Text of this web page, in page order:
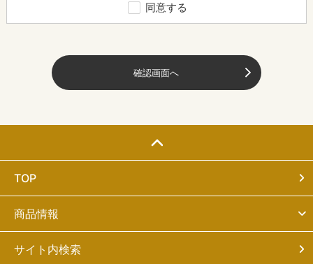
同意する
TOP
商品情報
サイト内検索